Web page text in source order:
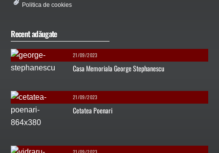
Politica de cookies
Recent adăugate
21/09/2023
Casa Memoriala George Stephanescu
21/09/2023
Cetatea Poenari